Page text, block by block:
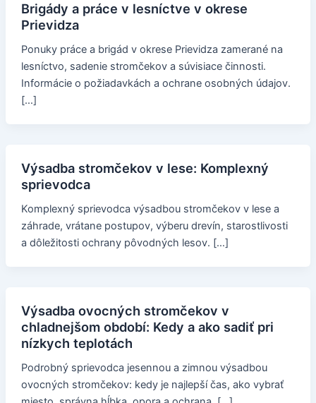
Brigády a práce v lesníctve v okrese
Prievidza
Ponuky práce a brigád v okrese Prievidza zamerané na
lesníctvo, sadenie stromčekov a súvisiace činnosti.
Informácie o požiadavkách a ochrane osobných údajov.
[…]
Výsadba stromčekov v lese: Komplexný
sprievodca
Komplexný sprievodca výsadbou stromčekov v lese a
záhrade, vrátane postupov, výberu drevín, starostlivosti
a dôležitosti ochrany pôvodných lesov. […]
Výsadba ovocných stromčekov v
chladnejšom období: Kedy a ako sadiť pri
nízkych teplotách
Podrobný sprievodca jesennou a zimnou výsadbou
ovocných stromčekov: kedy je najlepší čas, ako vybrať